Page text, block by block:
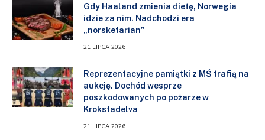
Gdy Haaland zmienia dietę, Norwegia
idzie za nim. Nadchodzi era
„norsketarian”
21 LIPCA 2026
Reprezentacyjne pamiątki z MŚ trafią na
aukcję. Dochód wesprze
poszkodowanych po pożarze w
Krokstadelva
21 LIPCA 2026